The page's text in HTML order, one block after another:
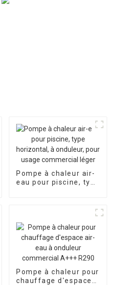
Pompe à chaleur air-
eau pour piscine, type
Pompe à chaleur pour
chauffage d'espace